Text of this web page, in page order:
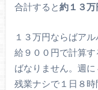
合計すると約１３万
１３万円ならばア
給９００円で計算
ばなりません。週
残業ナシで１日８